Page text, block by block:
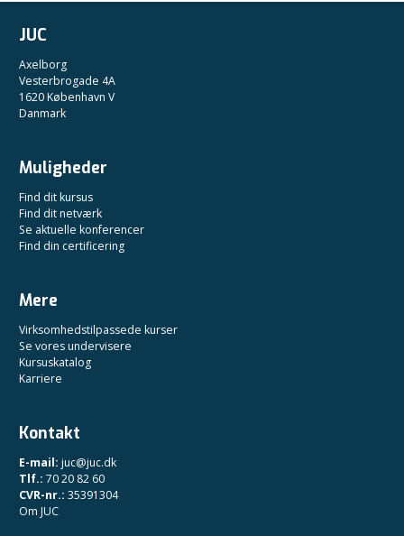
JUC
Axelborg
Vesterbrogade 4A
1620 København V
Danmark
Muligheder
Find dit kursus
Find dit netværk
Se aktuelle konferencer
Find din certificering
Mere
Virksomhedstilpassede kurser
Se vores undervisere
Kursuskatalog
Karriere
Kontakt
E-mail: juc@juc.dk
Tlf.: 70 20 82 60
CVR-nr.: 35391304
Om JUC